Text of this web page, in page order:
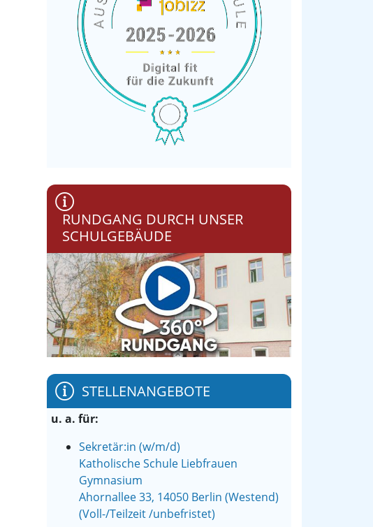
RUNDGANG DURCH UNSER
SCHULGEBÄUDE
STELLENANGEBOTE
u. a. für:
Sekretär:in (w/m/d)
Katholische Schule Liebfrauen
Gymnasium
Ahornallee 33, 14050 Berlin (Westend)
(Voll-/Teilzeit /unbefristet)